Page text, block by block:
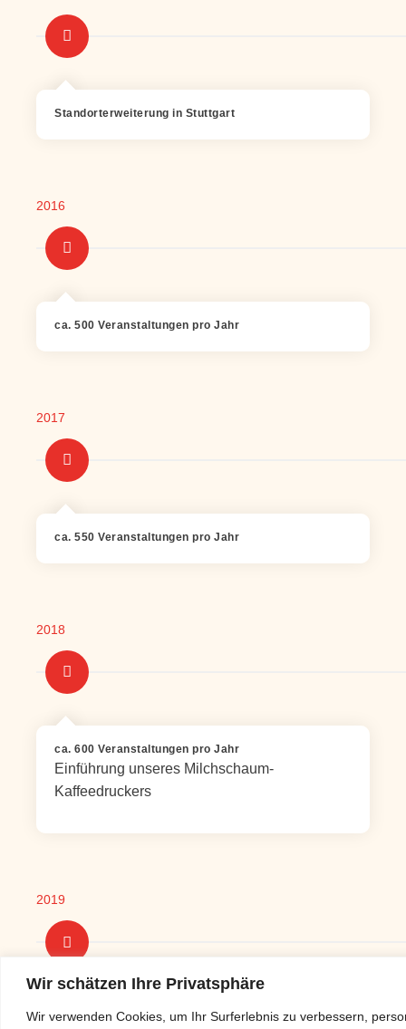
Wir schätzen Ihre Privatsphäre
Wir verwenden Cookies, um Ihr Surferlebnis zu verbessern,
Standorterweiterung in Stuttgart
2016
ca. 500 Veranstaltungen pro Jahr
2017
ca. 550 Veranstaltungen pro Jahr
2018
ca. 600 Veranstaltungen pro Jahr
Einführung unseres Milchschaum-
Kaffeedruckers
2019
15 Jahre Call-Cocktails